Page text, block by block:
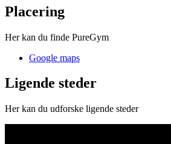
Placering
Her kan du finde PureGym
Google maps
Ligende steder
Her kan du udforske ligende steder